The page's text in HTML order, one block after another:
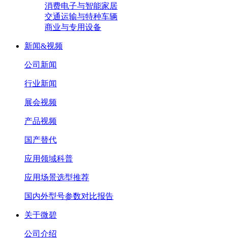
消费电子与智能家居
交通运输与特种车辆
商业与专用设备
新闻&视频
公司新闻
行业新闻
展会视频
产品视频
国产替代
应用领域科普
应用场景选型推荐
国内外型号参数对比报告
关于微碧
公司介绍